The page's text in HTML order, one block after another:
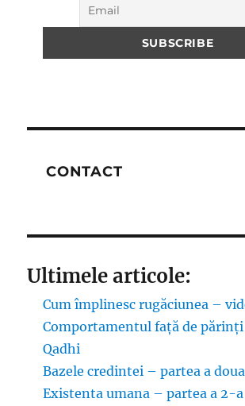
CONTACT
Ultimele articole:
Cum împlinesc rugăciunea –
Comportamentul față de
Qadhi
Bazele credintei – partea a doua
Existenta umana – partea a 2-a